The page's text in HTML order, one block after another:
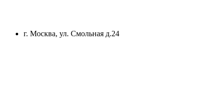
г. Москва, ул. Смольная д.24